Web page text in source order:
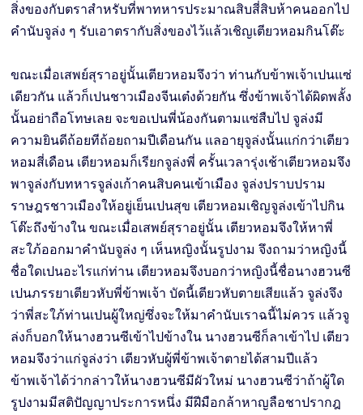
สิ่งของกับตราสำหรับที่พาทหารประมาณสิบสี่สิบห้าคนออกไป
คำนับจูล่ง ๆ รับเอาตรากับสิ่งของไว้แล้วเชิญเตียวหอมกินโต๊ะ
ขณะเมื่อเสพย์สุราอยู่นั้นเตียวหอมจึงว่า ท่านกับข้าพเจ้าเปนแซ่
เดียวกัน แล้วก็เปนชาวเมืองจีนเต๋งด้วยกัน ซึ่งข้าพเจ้าได้ผิดพลั้ง
นั้นอย่าถือโทษเลย จะขอเปนพี่น้องกันตามแซ่สืบไป จูล่งมี
ความยินดีถ้อยทีถ้อยถามปีเดือนกัน แลอายุจูล่งนั้นแก่กว่าเตียว
หอมสี่เดือน เตียวหอมก็เรียกจูล่งพี่ ครั้นเวลารุ่งเช้าเตียวหอมจึง
พาจูล่งกับทหารจูล่งเก้าคนสิบคนเข้าเมือง จูล่งปราบปราม
ราษฎรชาวเมืองให้อยู่เย็นเปนสุข เตียวหอมเชิญจูล่งเข้าไปกิน
โต๊ะถึงข้างใน ขณะเมื่อเสพย์สุราอยู่นั้น เตียวหอมจึงให้หาพี่
สะใภ้ออกมาคำนับจูล่ง ๆ เห็นหญิงนั้นรูปงาม จึงถามว่าหญิงนี้
ชื่อใดเปนอะไรแก่ท่าน เตียวหอมจึงบอกว่าหญิงนี้ชื่อนางฮวนซี
เปนภรรยาเตียวหับพี่ข้าพเจ้า บัดนี้เตียวหับตายเสียแล้ว จูล่งจึง
ว่าพี่สะใภ้ท่านเปนผู้ใหญ่ซึ่งจะให้มาคำนับเราฉนี้ไม่ควร แล้วจู
ล่งก็บอกให้นางฮวนซีเข้าไปข้างใน นางฮวนซีก็ลาเข้าไป เตียว
หอมจึงว่าแก่จูล่งว่า เตียวหับผู้พี่ข้าพเจ้าตายได้สามปีแล้ว
ข้าพเจ้าได้ว่ากล่าวให้นางฮวนซีมีผัวใหม่ นางฮวนซีว่าถ้าผู้ใด
รูปงามมีสติปัญญาประการหนึ่ง มีฝีมือกล้าหาญลือชาปรากฎ